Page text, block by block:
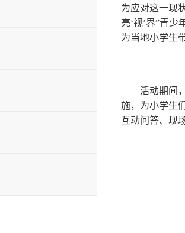
为应对这一现
亮‘视’界”青
为当地小学生
活动期间
施，为小学生
互动问答、现